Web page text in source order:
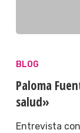
BLOG
Paloma
salud»
Entrevista